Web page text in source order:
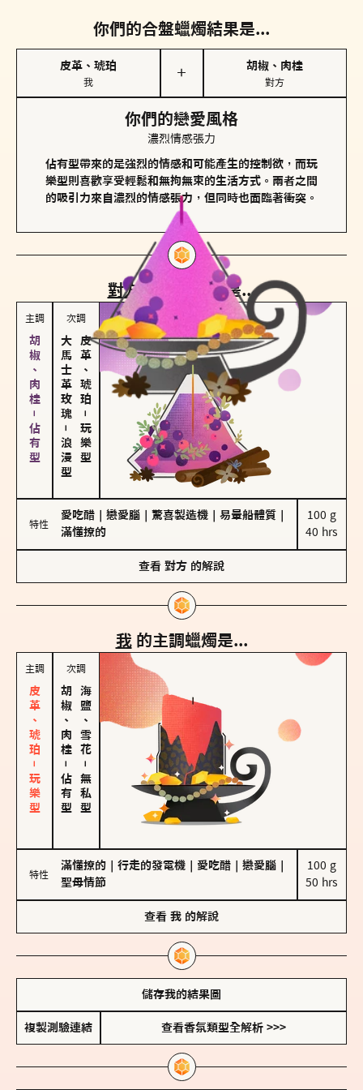
你們的合盤蠟燭結果是...
皮革、琥珀
我
＋
胡椒、肉桂
對方
你們的戀愛風格
濃烈情感張力
佔有型帶來的是強烈的情感和可能產生的控制欲，而玩
樂型則喜歡享受輕鬆和無拘無束的生活方式。兩者之間
的吸引力來自濃烈的情感張力，但同時也面臨著衝突。
對方 的主調蠟燭是...
主調
胡椒、肉桂－佔有型
次調
大馬士革玫瑰
－
浪漫型
皮革、琥珀
－
玩樂型
特性
愛吃醋 戀愛腦 驚喜製造機 易暈船體質
滿懂撩的
100 g
40 hrs
查看 對方 的解說
我 的主調蠟燭是...
主調
皮革、琥珀－玩樂型
次調
胡椒、肉桂
－
佔有型
海鹽、雪花
－
無私型
特性
滿懂撩的 行走的發電機 愛吃醋 戀愛腦
聖母情節
100 g
50 hrs
查看 我 的解說
儲存我的結果圖
複製測驗連結 查看香氛類型全解析 >>>